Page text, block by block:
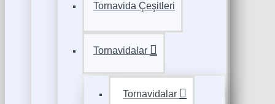
Tornavida Çeşitleri
Tornavidalar
Tornavidalar